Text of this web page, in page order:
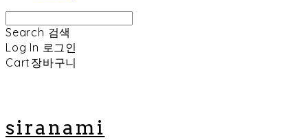
Search 검색
Log In 로그인
Cart 장바구니
siranami